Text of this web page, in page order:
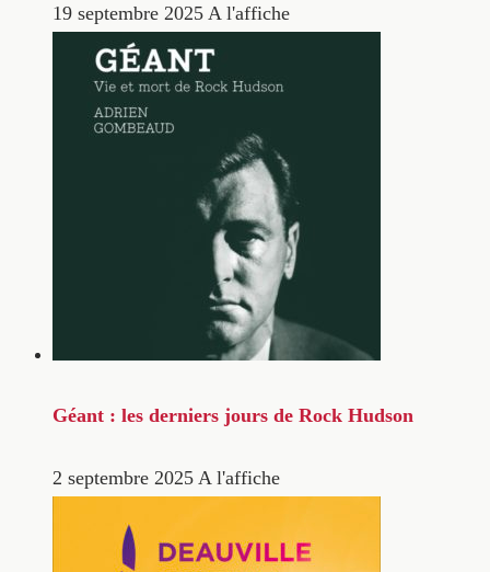
19 septembre 2025 A l'affiche
Géant : les derniers jours de Rock Hudson
2 septembre 2025 A l'affiche